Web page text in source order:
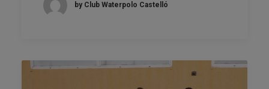
by Club Waterpolo Castelló